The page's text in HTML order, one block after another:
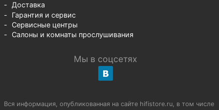
Доставка
Гарантия и сервис
Сервисные центры
Салоны и комнаты прослушивания
Мы в соцсетях
Вся информация, опубликованная на сайте hifistore.ru, в том числе